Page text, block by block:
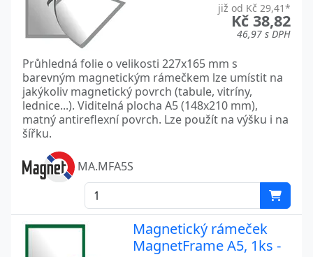
již od Kč 29,41*
Kč 38,82
46,97 s DPH
Průhledná folie o velikosti 227x165 mm s
barevným magnetickým rámečkem lze umístit na
jakýkoliv magnetický povrch (tabule, vitríny,
lednice...). Viditelná plocha A5 (148x210 mm),
matný antireflexní povrch. Lze použít na výšku i na
šířku.
MA.MFA5S
Magnetický rámeček
MagnetFrame A5, 1ks -